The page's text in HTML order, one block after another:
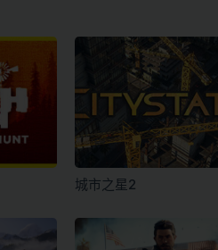
城市之星2